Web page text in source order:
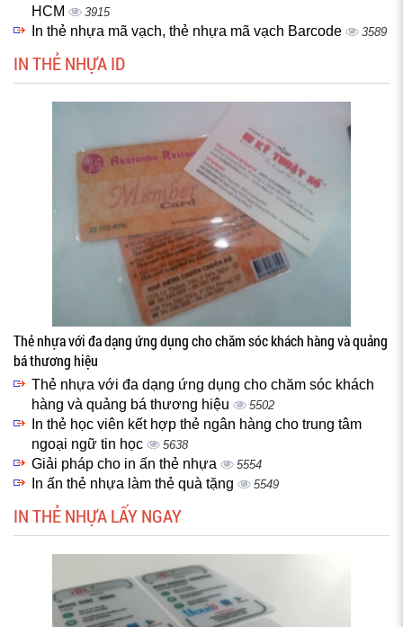
HCM
3915
In thẻ nhựa mã vạch, thẻ nhựa mã vạch Barcode 3589
IN THẺ NHỰA ID
Thẻ nhựa với đa dạng ứng dụng cho chăm sóc khách hàng và quảng
bá thương hiệu
Thẻ nhựa với đa dạng ứng dụng cho chăm sóc khách
hàng và quảng bá thương hiệu
5502
In thẻ học viên kết hợp thẻ ngân hàng cho trung tâm
ngoại ngữ tin học
5638
Giải pháp cho in ấn thẻ nhựa 5554
In ấn thẻ nhựa làm thẻ quà tặng 5549
IN THẺ NHỰA LẤY NGAY